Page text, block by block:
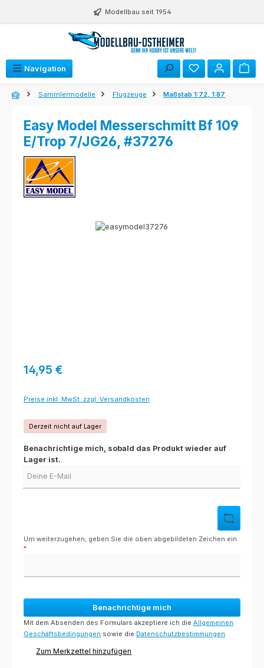
Zum Hauptinhalt springen Modellbau seit 1954
Navigation
Sammlermodelle Flugzeuge Maßstab 1:72, 1:87
Easy Model Messerschmitt Bf 109
E/Trop 7/JG26, #37276
Bildergalerie überspringen
Regulärer Preis:
14,95 €
Preise inkl. MwSt. zzgl. Versandkosten
Derzeit nicht auf Lager
Benachrichtige mich, sobald das Produkt wieder auf
Lager ist.
Um weiterzugehen, geben Sie die oben abgebildeten Zeichen ein
*
Benachrichtige mich
Mit dem Absenden des Formulars akzeptiere ich die Allgemeinen
Geschäftsbedingungen sowie die Datenschutzbestimmungen
Zum Merkzettel hinzufügen